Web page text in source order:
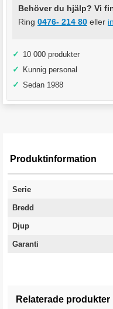
Behöver du hjälp? Vi
Ring 0476- 214 80 eller
✓ 10 000 produkter
✓ Kunnig personal
✓ Sedan 1988
Produktinformation
Serie
Bredd
Djup
Garanti
Relaterade produkter